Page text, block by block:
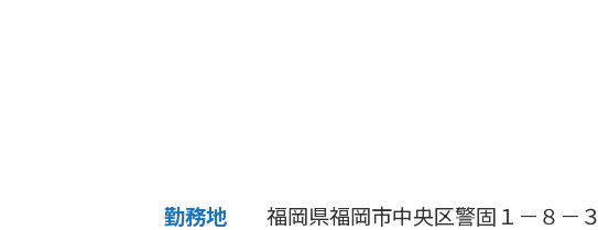
勤務地
福岡県福岡市中央区警固１－８－３